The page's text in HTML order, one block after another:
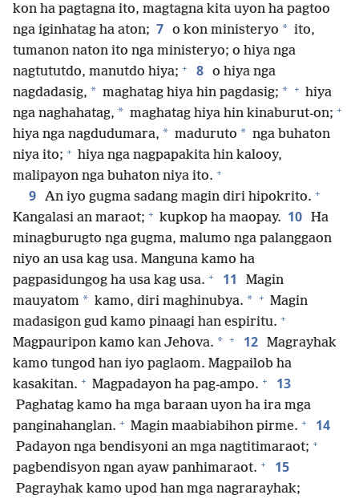
kon ha pagtagna ito, magtagna kita uyon ha pagtoo
nga iginhatag ha aton; 7 o kon ministeryo * ito,
tumanon naton ito nga ministeryo; o hiya nga
nagtututdo, manutdo hiya; + 8 o hiya nga
nagdadasig, * maghatag hiya hin pagdasig; * + hiya
nga naghahatag, * maghatag hiya hin kinaburut-on; +
hiya nga nagdudumara, * maduruto * nga buhaton
niya ito; + hiya nga nagpapakita hin kalooy,
malipayon nga buhaton niya ito. +
9 An iyo gugma sadang magin diri hipokrito. +
Kangalasi an maraot; + kupkop ha maopay. 10 Ha
minagburugto nga gugma, malumo nga palanggaon
niyo an usa kag usa. Manguna kamo ha
pagpasidungog ha usa kag usa. + 11
Magin
mauyatom * kamo, diri maghinubya. * + Magin
madasigon gud kamo pinaagi han espiritu. +
Magpauripon kamo kan Jehova. * + 12 Magrayhak
kamo tungod han iyo paglaom. Magpailob ha
kasakitan. + Magpadayon ha pag-ampo. + 13
Paghatag kamo ha mga baraan uyon ha ira mga
panginahanglan. + Magin maabiabihon pirme. + 14
Padayon nga bendisyoni an mga nagtitimaraot; +
pagbendisyon ngan ayaw panhimaraot. + 15
Pagrayhak kamo upod han mga nagrarayhak;